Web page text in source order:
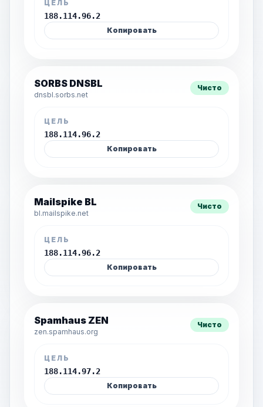
ЦЕЛЬ
188.114.96.2
Копировать
SORBS DNSBL
dnsbl.sorbs.net
Чисто
ЦЕЛЬ
188.114.96.2
Копировать
Mailspike BL
bl.mailspike.net
Чисто
ЦЕЛЬ
188.114.96.2
Копировать
Spamhaus ZEN
zen.spamhaus.org
Чисто
ЦЕЛЬ
188.114.97.2
Копировать